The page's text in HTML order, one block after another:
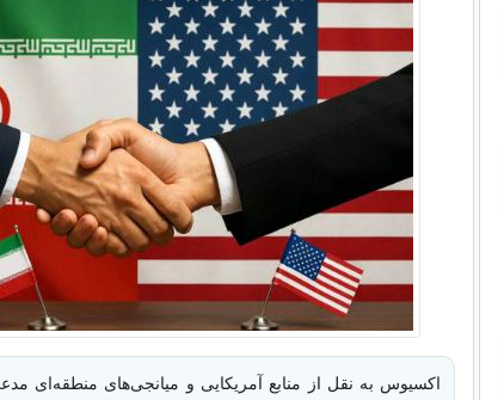
اکسیوس به نقل از منابع آمریکایی و میانجی‌های منطقه‌ای